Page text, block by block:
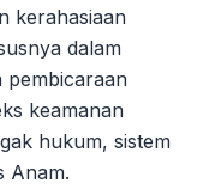
kerahasiaan
dalam
pembicaraan
keamanan
hukum, sistem
Anam.